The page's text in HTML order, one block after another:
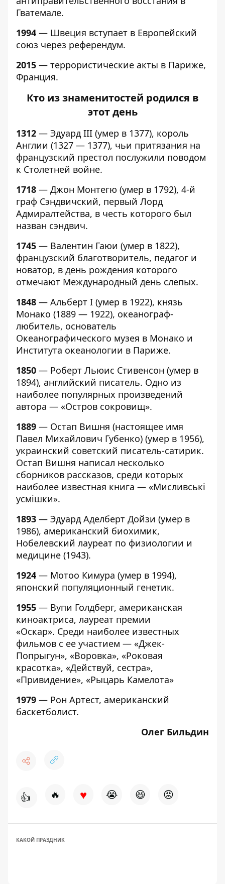
Гватемале.
1994 — Швеция вступает в Европейский
союз через референдум.
2015 — террористические акты в Париже,
Франция.
Кто из знаменитостей родился в
этот день
1312 — Эдуард III (умер в 1377), король
Англии (1327 — 1377), чьи притязания на
французский престол послужили поводом
к Столетней войне.
1718 — Джон Монтегю (умер в 1792), 4-й
граф Сэндвичский, первый Лорд
Адмиралтейства, в честь которого был
назван сэндвич.
1745 — Валентин Гаюи (умер в 1822),
французский благотворитель, педагог и
новатор, в день рождения которого
отмечают Международный день слепых.
1848 — Альберт I (умер в 1922), князь
Монако (1889 — 1922), океанограф-
любитель, основатель
Океанографического музея в Монако и
Института океанологии в Париже.
1850 — Роберт Льюис Стивенсон (умер в
1894), английский писатель. Одно из
наиболее популярных произведений
автора — «Остров сокровищ».
1889 — Остап Вишня (настоящее имя
Павел Михайлович Губенко) (умер в 1956),
украинский советский писатель-сатирик.
Остап Вишня написал несколько
сборников рассказов, среди которых
наиболее известная книга — «Мисливські
усмішки».
1893 — Эдуард Аделберт Дойзи (умер в
1986), американский биохимик,
Нобелевский лауреат по физиологии и
медицине (1943).
1924 — Мотоо Кимура (умер в 1994),
японский популяционный генетик.
1955 — Вупи Голдберг, американская
киноактриса, лауреат премии
«Оскар». Среди наиболее известных
фильмов с ее участием — «Джек-
Попрыгун», «Воровка», «Роковая
красотка», «Действуй, сестра»,
«Привидение», «Рыцарь Камелота»
1979 — Рон Артест, американский
баскетболист.
Олег Бильдин
👍 🔥 ♥ 😭 😆 😡
КАКОЙ ПРАЗДНИК